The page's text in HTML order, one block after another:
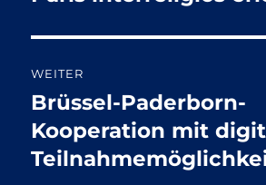
WEITER
Nächster
Beitrag:
Brüssel-Paderborn-
Kooperation mit